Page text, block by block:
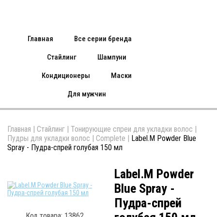
Главная Все серии бренда
Стайлинг Шампуни
Кондиционеры Маски
Для мужчин
Главная | Стайлинг | Тонирующие спреи для укладки волос |
Пудры для укладки волос | Complete | Label.M Powder Blue
Spray - Пудра-спрей голубая 150 мл
Label.M Powder
Blue Spray -
Пудра-спрей